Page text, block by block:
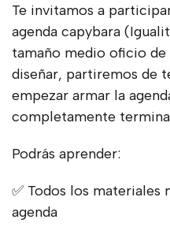
Te invitamos a
agenda capybara
tamaño medio oficio de
diseñar, partiremos de
empezar armar la
completamente
Podrás aprender:
✅ Todos los materiales
agenda